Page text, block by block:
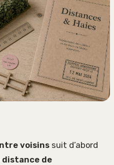
voisins suit d’abord
distance de